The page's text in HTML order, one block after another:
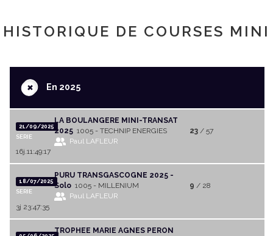
HISTORIQUE DE COURSES MINI
+En 2025
21/09/2025
SERIE
LA BOULANGERE MINI-TRANSAT
2025 1005 - TECHNIP ENERGIES
Paul LAFLEUR
23/ 57
16j.11:49:17
18/07/2025
SERIE
PURU TRANSGASCOGNE 2025 -
Solo 1005 - MILLENIUM
Paul LAFLEUR
9 / 28
3j 23:47:35
TROPHEE MARIE AGNES PERON